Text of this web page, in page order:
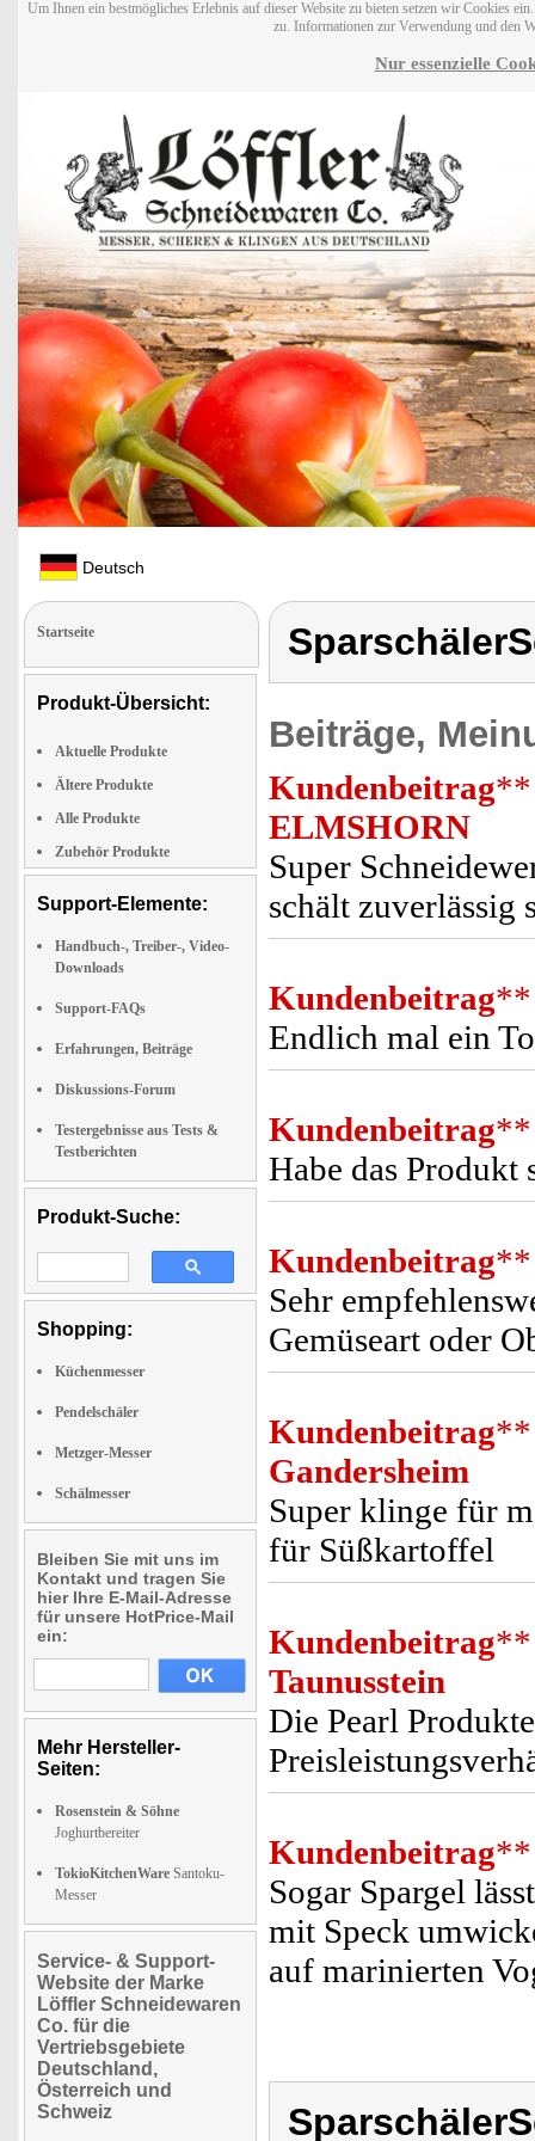
Um Ihnen ein bestmögliches Erlebnis auf dieser Website zu bieten setzen wir Cookies
zu. Informationen zur Verwendung und den
Nur essenzielle
Deutsch
Startseite
Produkt-Übersicht:
Aktuelle Produkte
Ältere Produkte
Alle Produkte
Zubehör Produkte
Support-Elemente:
Handbuch-, Treiber-, Video-
Downloads
Support-FAQs
Erfahrungen, Beiträge
Diskussions-Forum
Testergebnisse aus Tests &
Testberichten
Produkt-Suche:
Shopping:
Küchenmesser
Pendelschäler
Metzger-Messer
Schälmesser
Bleiben Sie mit uns im
Kontakt und tragen Sie
hier Ihre E-Mail-Adresse
für unsere HotPrice-Mail
ein:
Mehr Hersteller-
Seiten:
Rosenstein & Söhne
Joghurtbereiter
TokioKitchenWare Santoku-
Messer
Service- & Support-
Website der Marke
Löffler Schneidewaren
Co. für die
Vertriebsgebiete
Deutschland,
Österreich und
Schweiz
Beiträge,
Kundenbeitrag**
ELMSHORN
Super
schält zuverlässig
Kundenbeitrag**
Endlich mal ein
Kundenbeitrag**
Habe das Produkt
Kundenbeitrag**
Sehr
Gemüseart oder
Kundenbeitrag**
Gandersheim
Super klinge für
für Süßkartoffel
Kundenbeitrag**
Taunusstein
Die Pearl
Kundenbeitrag**
Sogar Spargel
mit Speck
auf marinierten